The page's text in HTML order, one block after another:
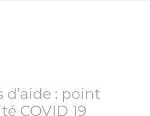
: point
COVID 19